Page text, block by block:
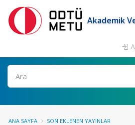
Akademik
Ara
ANA SAYFA SON EKLENEN YAYINLAR